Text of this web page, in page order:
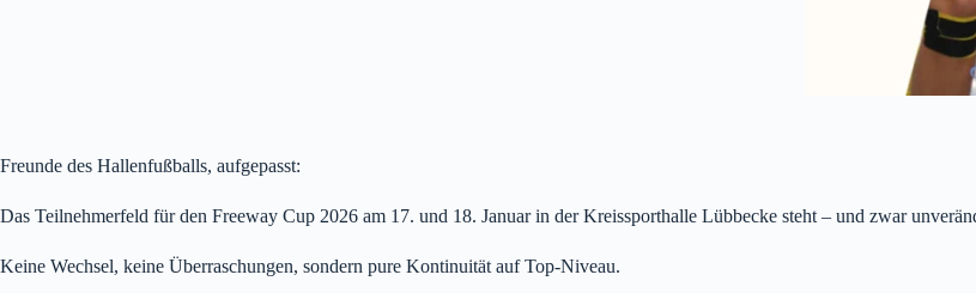
Freunde des Hallenfußballs, aufgepasst:
Das Teilnehmerfeld für den Freeway Cup 2026 am 17. und 18. Januar in der Kreissporthalle Lübbecke steht – und zwar
Keine Wechsel, keine Überraschungen, sondern pure Kontinuität auf Top-Niveau.